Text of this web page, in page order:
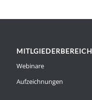
MITLGIEDERBEREICH
Webinare
Aufzeichnungen